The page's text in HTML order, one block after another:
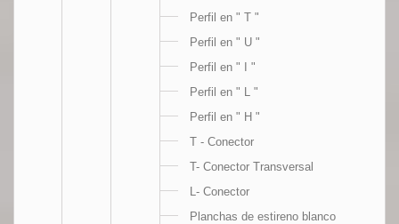
Perfil en " T "
Perfil en " U "
Perfil en " I "
Perfil en " L "
Perfil en " H "
T - Conector
T- Conector Transversal
L- Conector
Planchas de estireno blanco